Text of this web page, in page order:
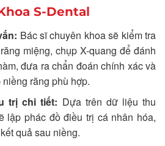
S-Dental
Bác sĩ chuyên khoa sẽ kiểm tra
miệng, chụp X-quang để đánh
đưa ra chẩn đoán chính xác và
răng phù hợp.
trị chi tiết: Dựa trên dữ liệu thu
lập phác đồ điều trị cá nhân hóa,
quả sau niềng.